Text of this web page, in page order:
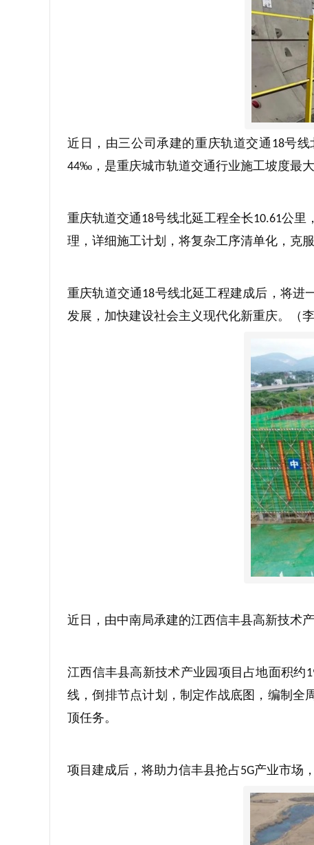
近日，由三公司承建的重庆轨道交通 18号线
44‰，是重庆城市轨道交通行业施工坡度最
重庆轨道交通18号线北延工程全长10.61公里
理，详细施工计划，将复杂工序清单化，克
重庆轨道交通18号线北延工程建成后，将进
发展，加快建设社会主义现代化新重庆。（
近日，由中南局承建的江西信丰县高新技术
江西信丰县高新技术产业园项目占地面积约
线，倒排节点计划，制定作战底图，编制全
顶任务。
项目建成后，将助力信丰县抢占5G产业市场